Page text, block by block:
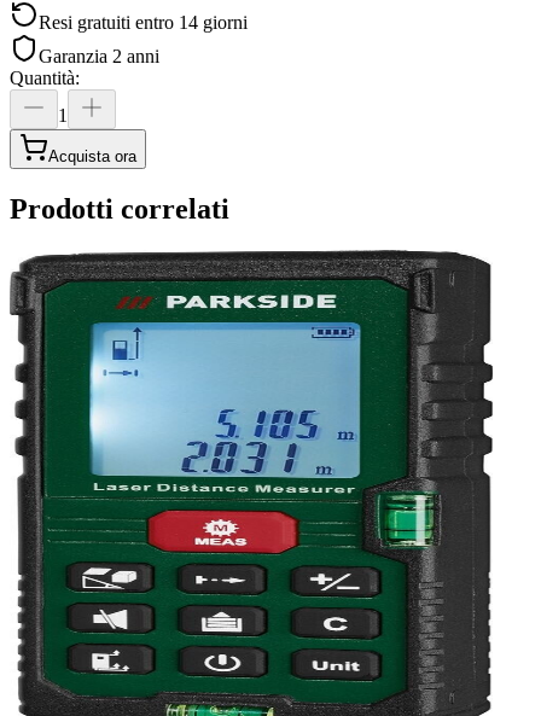
Resi gratuiti entro 14 giorni
Garanzia 2 anni
Quantità:
1
Acquista ora
Prodotti correlati